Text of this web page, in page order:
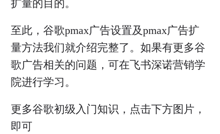
扩量的目的。
至此，谷歌pmax广告设置及pmax广告扩
量方法我们就介绍完整了。如果有更多谷
歌广告相关的问题，可在飞书深诺营销学
院进行学习。
更多谷歌初级入门知识，点击下方图片，
即可